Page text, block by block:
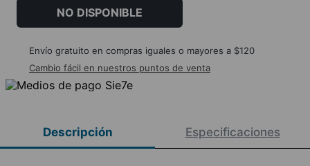
NO DISPONIBLE
Envío gratuito en compras iguales o mayores a $120
Cambio fácil en nuestros puntos de venta
Descripción Especificaciones